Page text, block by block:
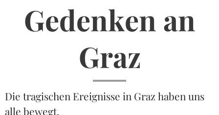
Gedenken an
Graz
Die tragischen Ereignisse in Graz haben uns
alle bewegt.